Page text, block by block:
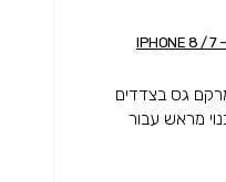
גס בצדדים
מראש עבור